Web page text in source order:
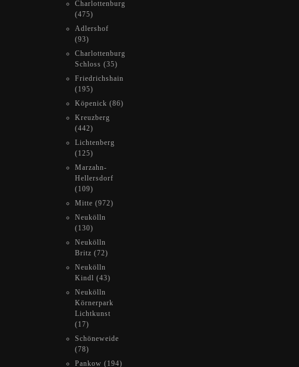
Charlottenburg
(475)
Adlershof
(93)
Charlottenburg
Schloss (35)
Friedrichshain
(195)
Köpenick (86)
Kreuzberg
(442)
Lichtenberg
(125)
Marzahn-
Hellersdorf
(109)
Mitte (972)
Neukölln
(130)
Neukölln
Britz (72)
Neukölln
Kindl (43)
Neukölln
Körnerpark
Lichtkunst
(17)
Schöneweide
(78)
Pankow (194)